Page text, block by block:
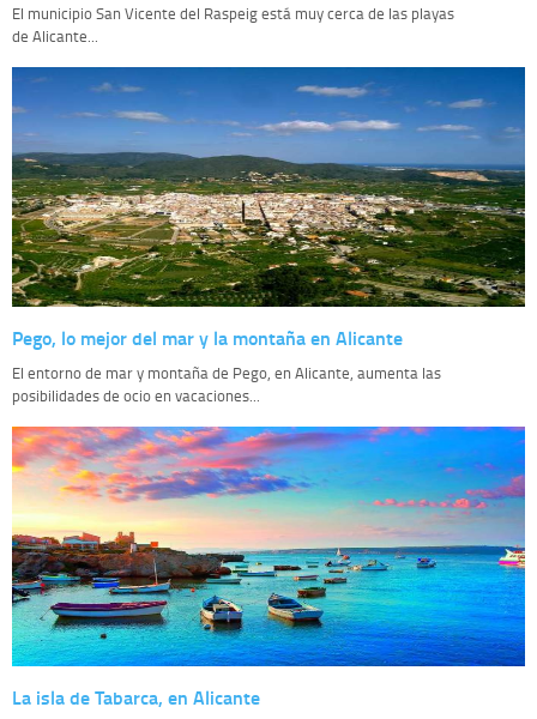
El municipio San Vicente del Raspeig está muy cerca de las playas
de Alicante...
Pego, lo mejor del mar y la montaña en Alicante
El entorno de mar y montaña de Pego, en Alicante, aumenta las
posibilidades de ocio en vacaciones...
La isla de Tabarca, en Alicante